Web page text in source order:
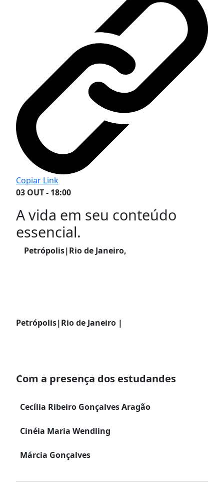
Copiar Link
03 OUT - 18:00
A vida em seu conteúdo
essencial.
Petrópolis|Rio de Janeiro,
Petrópolis|Rio de Janeiro |
Com a presença dos estudandes
Cecília Ribeiro Gonçalves Aragão
Cinéia Maria Wendling
Márcia Gonçalves